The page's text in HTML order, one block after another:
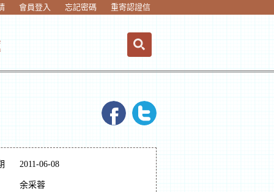
會員登入 忘記密碼 重寄認證信
2011-06-08
余采蓉